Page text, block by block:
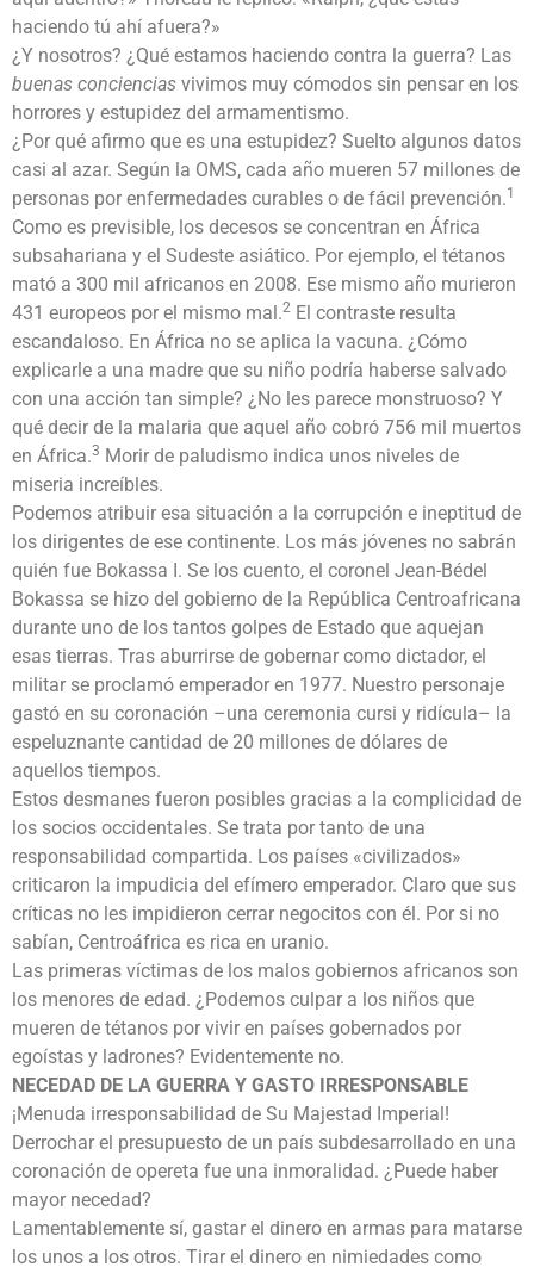
haciendo tú ahí afuera?»
¿Y nosotros? ¿Qué estamos haciendo contra la guerra? Las
buenas conciencias vivimos muy cómodos sin pensar en los
horrores y estupidez del armamentismo.
¿Por qué afirmo que es una estupidez? Suelto algunos datos
casi al azar. Según la OMS, cada año mueren 57 millones de
personas por enfermedades curables o de fácil prevención.1
Como es previsible, los decesos se concentran en África
subsahariana y el Sudeste asiático. Por ejemplo, el tétanos
mató a 300 mil africanos en 2008. Ese mismo año murieron
431 europeos por el mismo mal.2 El contraste resulta
escandaloso. En África no se aplica la vacuna. ¿Cómo
explicarle a una madre que su niño podría haberse salvado
con una acción tan simple? ¿No les parece monstruoso? Y
qué decir de la malaria que aquel año cobró 756 mil muertos
en África.3 Morir de paludismo indica unos niveles de
miseria increíbles.
Podemos atribuir esa situación a la corrupción e ineptitud de
los dirigentes de ese continente. Los más jóvenes no sabrán
quién fue Bokassa I. Se los cuento, el coronel Jean-Bédel
Bokassa se hizo del gobierno de la República Centroafricana
durante uno de los tantos golpes de Estado que aquejan
esas tierras. Tras aburrirse de gobernar como dictador, el
militar se proclamó emperador en 1977. Nuestro personaje
gastó en su coronación –una ceremonia cursi y ridícula– la
espeluznante cantidad de 20 millones de dólares de
aquellos tiempos.
Estos desmanes fueron posibles gracias a la complicidad de
los socios occidentales. Se trata por tanto de una
responsabilidad compartida. Los países «civilizados»
criticaron la impudicia del efímero emperador. Claro que sus
críticas no les impidieron cerrar negocitos con él. Por si no
sabían, Centroáfrica es rica en uranio.
Las primeras víctimas de los malos gobiernos africanos son
los menores de edad. ¿Podemos culpar a los niños que
mueren de tétanos por vivir en países gobernados por
egoístas y ladrones? Evidentemente no.
NECEDAD DE LA GUERRA Y GASTO IRRESPONSABLE
¡Menuda irresponsabilidad de Su Majestad Imperial!
Derrochar el presupuesto de un país subdesarrollado en una
coronación de opereta fue una inmoralidad. ¿Puede haber
mayor necedad?
Lamentablemente sí, gastar el dinero en armas para matarse
los unos a los otros. Tirar el dinero en nimiedades como